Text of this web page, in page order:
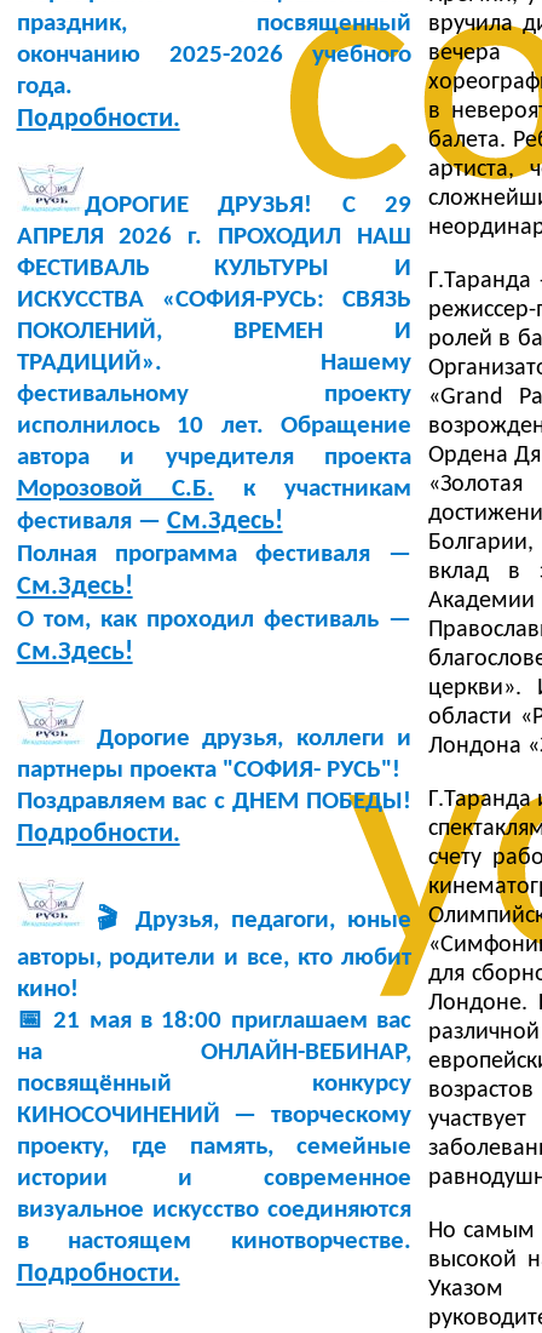
праздник, посвященный
окончанию 2025-2026 учебного
года.
Подробности.
ДОРОГИЕ ДРУЗЬЯ! С 29
АПРЕЛЯ 2026 г. ПРОХОДИЛ НАШ
ФЕСТИВАЛЬ КУЛЬТУРЫ И
ИСКУССТВА «СОФИЯ-РУСЬ: СВЯЗЬ
ПОКОЛЕНИЙ, ВРЕМЕН И
ТРАДИЦИЙ». Нашему
фестивальному проекту
исполнилось 10 лет. Обращение
автора и учредителя проекта
Морозовой С.Б. к участникам
фестиваля — См.Здесь!
Полная программа фестиваля —
См.Здесь!
О том, как проходил фестиваль —
См.Здесь!
Дорогие друзья, коллеги и
партнеры проекта "СОФИЯ- РУСЬ"!
Поздравляем вас с ДНЕМ ПОБЕДЫ!
Подробности.
🎬 Друзья, педагоги, юные
авторы, родители и все, кто любит
кино!
📅 21 мая в 18:00 приглашаем вас
на ОНЛАЙН-ВЕБИНАР,
посвящённый конкурсу
КИНОСОЧИНЕНИЙ — творческому
проекту, где память, семейные
истории и современное
визуальное искусство соединяются
в настоящем кинотворчестве.
Подробности.
вручила
вечера
в
балета.
артиста,
Г.Таранда
ролей в
«Grand
Ордена
вклад в
Академии
церкви».
области
Лондона
счету
для
Лондоне.
Но самым
высокой
Указом